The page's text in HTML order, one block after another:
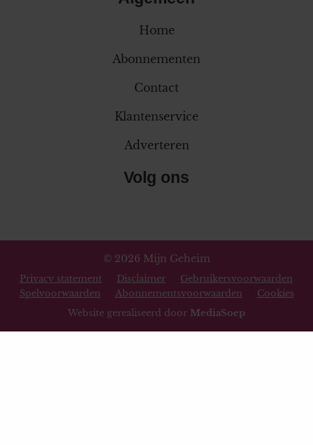
Home
Abonnementen
Contact
Klantenservice
Adverteren
Volg ons
© 2026 Mijn Geheim
Privacy statement Disclaimer
Gebruikersvoorwaarden
Spelvoorwaarden
Abonnementsvoorwaarden
Cookies
Website gerealiseerd door MediaSoep